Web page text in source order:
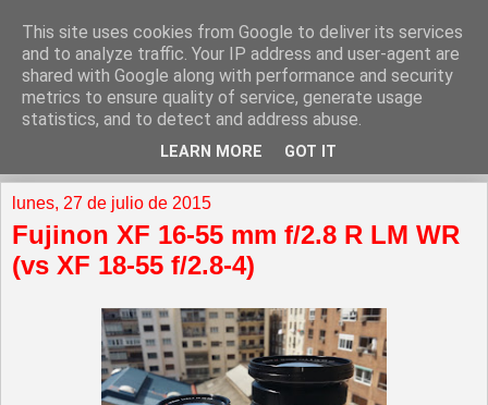
lunes, 27 de julio de 2015
Fujinon XF 16-55 mm f/2.8 R LM WR
(vs XF 18-55 f/2.8-4)
This site uses cookies from Google to deliver its services
and to analyze traffic. Your IP address and user-agent are
shared with Google along with performance and security
metrics to ensure quality of service, generate usage
statistics, and to detect and address abuse.
LEARN MORE GOT IT